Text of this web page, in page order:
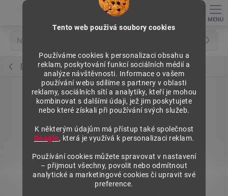
Tento web použivá soubory cookies
Používáme cookies k personalizaci obsahu a
reklam, poskytování funkcí sociálních médií a
analýze návštěvnosti. Informace o vašem
používání webu sdílíme s partnery v oblasti
reklamy, sociálních sítí a analytiky, kteří je mohou
kombinovat s dalšími údaji, jež jim poskytujete
nebo které získali při používání svých služeb.
K některým údajům má přístup také společnost
Google, která je využívá k personalizaci reklam.
Používání cookies můžete spravovat v nastavení
– přijmout všechny, povolit nebo odmítnout
analytické a marketingové cookies či upravit své
preference.
Hledat
Držáky cenovek